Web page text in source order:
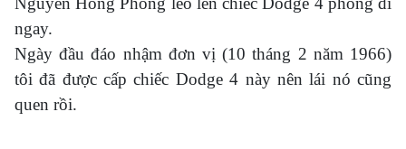
ngay.
Ngày đầu đáo nhậm đơn vị (10 tháng 2 năm 1966)
tôi đã được cấp chiếc Dodge 4 này nên lái nó cũng
quen rồi.